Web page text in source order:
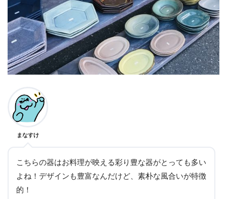
まなすけ
こちらの器はお料理が映える彩り豊な器がとっても多い
よね！デザインも豊富なんだけど、素朴な風合いが特徴
的！